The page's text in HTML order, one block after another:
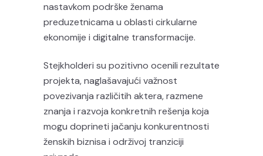
nastavkom podrške ženama
preduzetnicama u oblasti cirkularne
ekonomije i digitalne transformacije.
Stejkholderi su pozitivno ocenili rezultate
projekta, naglašavajući važnost
povezivanja različitih aktera, razmene
znanja i razvoja konkretnih rešenja koja
mogu doprineti jačanju konkurentnosti
ženskih biznisa i održivoj tranziciji